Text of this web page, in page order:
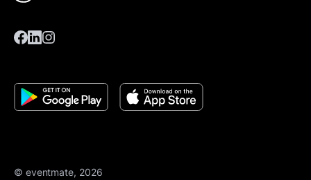
© eventmate, 2026